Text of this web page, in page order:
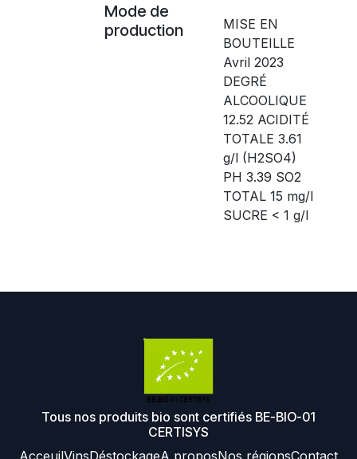
Mode de
production
MISE EN
BOUTEILLE
Avril 2023
DEGRÉ
ALCOOLIQUE
12.52 ACIDITÉ
TOTALE 3.61
g/l (H2SO4)
PH 3.39 SO2
TOTAL 15 mg/l
SUCRE < 1 g/l
Tous nos produits bio sont certifiés BE-BIO-01
CERTISYS
AcceuilVinsDéstockageA proposNos régionsContact